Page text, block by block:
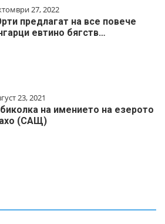
27, 2022
предлагат на все повече
евтино бягств…
23, 2021
на имението на езерото
(САЩ)